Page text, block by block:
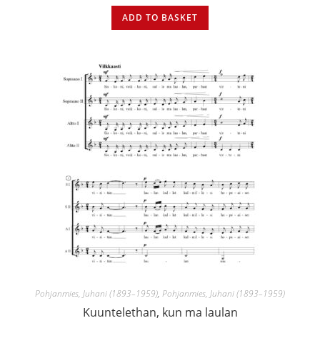
ADD TO BASKET
Pohjanmies, Juhani (1893–1959), Pohjanmies, Juhani (1893–1959)
Kuuntelethan, kun ma laulan